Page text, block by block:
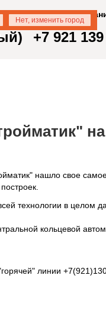
Нет, изменить город
О
+7 921
нашло свое
технологии в целом
кольцевой
линии